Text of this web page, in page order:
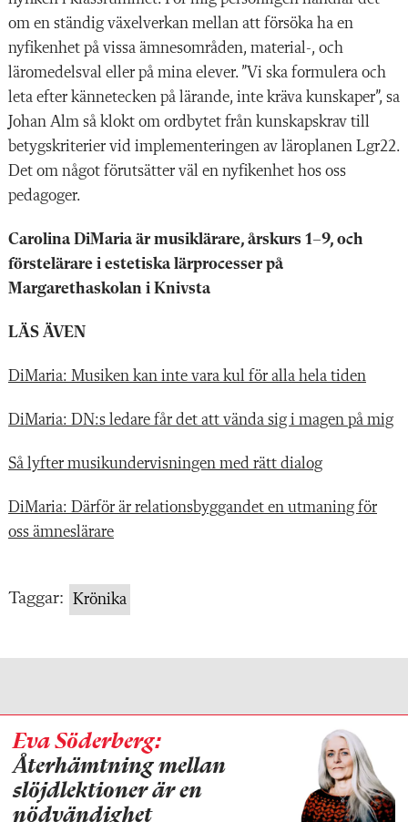
om en ständig växelverkan mellan att försöka ha en
nyfikenhet på vissa ämnesområden, material-, och
läromedelsval eller på mina elever. ”Vi ska formulera och
leta efter kännetecken på lärande, inte kräva kunskaper”, sa
Johan Alm så klokt om ordbytet från kunskapskrav till
betygs­kriterier vid implementeringen av läroplanen Lgr22.
Det om något förutsätter väl en nyfikenhet hos oss
pedagoger.
Carolina DiMaria är musiklärare, årskurs 1–9, och
förstelärare i estetiska lärprocesser på
Margarethaskolan i Knivsta
LÄS ÄVEN
DiMaria: Musiken kan inte vara kul för alla hela tiden
DiMaria: DN:s ledare får det att vända sig i magen på mig
Så lyfter musikundervisningen med rätt dialog
DiMaria: Därför är relationsbyggandet en utmaning för
oss ämneslärare
Taggar: Krönika
Eva Söderberg:
Återhämtning mellan
slöjdlektioner är en
nödvändighet